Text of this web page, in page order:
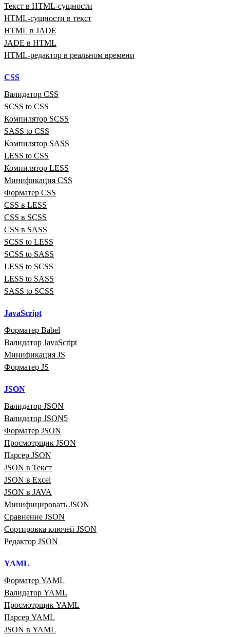
Текст в HTML‑сущности
HTML‑сущности в текст
HTML в JADE
JADE в HTML
HTML‑редактор в реальном времени
CSS
Валидатор CSS
SCSS to CSS
Компилятор SCSS
SASS to CSS
Компилятор SASS
LESS to CSS
Компилятор LESS
Минификация CSS
Форматер CSS
CSS в LESS
CSS в SCSS
CSS в SASS
SCSS to LESS
SCSS to SASS
LESS to SCSS
LESS to SASS
SASS to SCSS
JavaScript
Форматер Babel
Валидатор JavaScript
Минификация JS
Форматер JS
JSON
Валидатор JSON
Валидатор JSON5
Форматер JSON
Просмотрщик JSON
Парсер JSON
JSON в Текст
JSON в Excel
JSON в JAVA
Минифицировать JSON
Сравнение JSON
Сортировка ключей JSON
Редактор JSON
YAML
Форматер YAML
Валидатор YAML
Просмотрщик YAML
Парсер YAML
JSON в YAML